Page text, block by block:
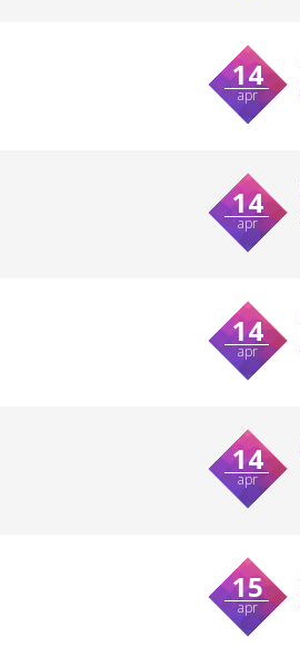
14
apr
14
apr
14
apr
14
apr
15
apr